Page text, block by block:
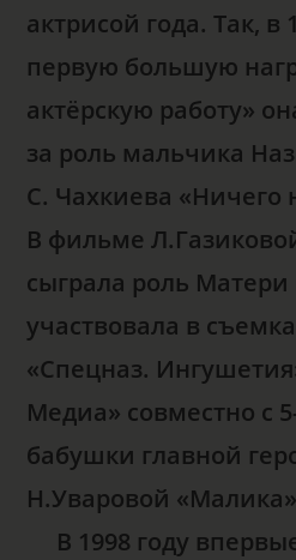
актрисой года. Так, в
первую большую
актёрскую работу»
за роль мальчика
С. Чахкиева «Ничего
В фильме
сыграла роль Матери
участвовала в
«Спецназ.
Медиа» совместно с
бабушки главной
Н.Уваровой
В 1998 году